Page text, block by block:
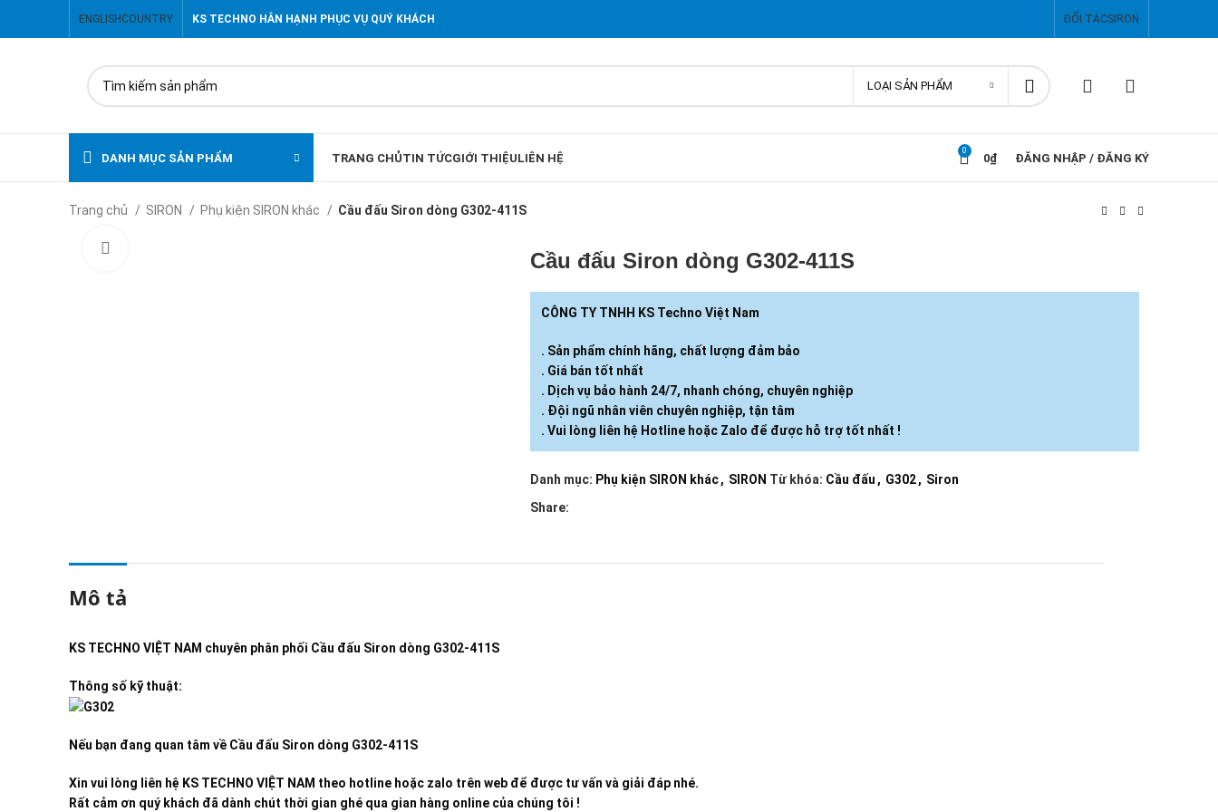
ENGLISH COUNTRY KS TECHNO HÂN HẠNH PHỤC VỤ QUÝ KHÁCH ĐỐI TÁCSIRON
LOẠI SẢN PHẨM
DANH MỤC SẢN PHẨM TRANG CHỦTIN TỨCGIỚI THIỆULIÊN HỆ
0
0₫ ĐĂNG NHẬP / ĐĂNG KÝ
Trang chủ SIRON Phụ kiện SIRON khác Cầu đấu Siron dòng G302-411S
Cầu đấu Siron dòng G302-411S
CÔNG TY TNHH KS Techno Việt Nam
. Sản phẩm chính hãng, chất lượng đảm bảo
. Giá bán tốt nhất
. Dịch vụ bảo hành 24/7, nhanh chóng, chuyên nghiệp
. Đội ngũ nhân viên chuyên nghiệp, tận tâm
. Vui lòng liên hệ Hotline hoặc Zalo để được hỗ trợ tốt nhất !
Danh mục: Phụ kiện SIRON khác, SIRON Từ khóa: Cầu đấu , G302, Siron
Share:
Mô tả
KS TECHNO VIỆT NAM chuyên phân phối Cầu đấu Siron dòng G302-411S
Thông số kỹ thuật:
Nếu bạn đang quan tâm về Cầu đấu Siron dòng G302-411S
Xin vui lòng liên hệ KS TECHNO VIỆT NAM theo hotline hoặc zalo trên web để được tư vấn và giải đáp nhé.
Rất cảm ơn quý khách đã dành chút thời gian ghé qua gian hàng online của chúng tôi !